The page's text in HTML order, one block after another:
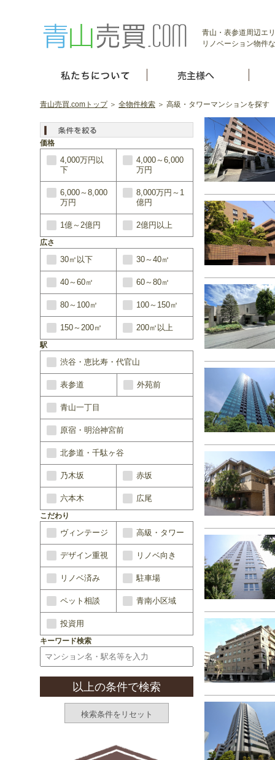
青山・表参道周辺エ
リノベーション物件
青山売買.comトップ＞ 全物件検索 ＞ 高級・タワーマンションを探す
価格
4,000万円以
下
4,000～6,000
万円
6,000～8,000
万円
8,000万円～1
億円
1億～2億円 2億円以上
広さ
30㎡以下 30～40㎡
40～60㎡ 60～80㎡
80～100㎡ 100～150㎡
150～200㎡ 200㎡以上
駅
渋谷・恵比寿・代官山
表参道 外苑前
青山一丁目
原宿・明治神宮前
北参道・千駄ヶ谷
乃木坂 赤坂
六本木 広尾
こだわり
ヴィンテージ 高級・タワー
デザイン重視 リノベ向き
リノベ済み 駐車場
ペット相談 青南小区域
投資用
キーワード検索